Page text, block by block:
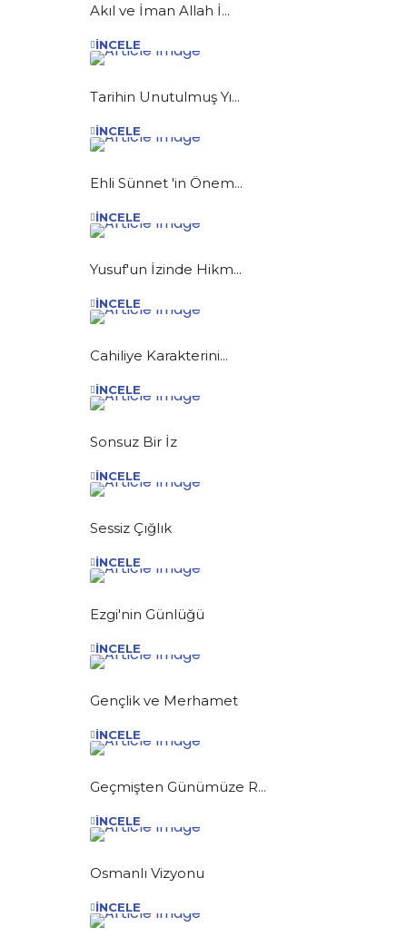
Akıl ve İman Allah İ...
İNCELE
Tarihin Unutulmuş Yı...
İNCELE
Ehli Sünnet 'in Önem...
İNCELE
Yusuf'un İzinde Hikm...
İNCELE
Cahiliye Karakterini...
İNCELE
Sonsuz Bir İz
İNCELE
Sessiz Çığlık
İNCELE
Ezgi'nin Günlüğü
İNCELE
Gençlik ve Merhamet
İNCELE
Geçmişten Günümüze R...
İNCELE
Osmanlı Vizyonu
İNCELE